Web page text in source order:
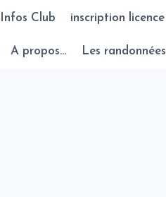
Infos Club inscription licence
A propos… Les randonnées